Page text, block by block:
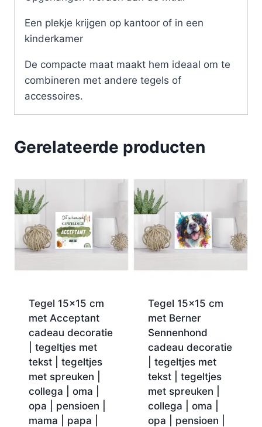
Een plekje krijgen op kantoor of in een
kinderkamer
De compacte maat maakt hem ideaal om te
combineren met andere tegels of
accessoires.
Gerelateerde producten
Tegel 15×15 cm
met Acceptant
cadeau decoratie
| tegeltjes met
tekst | tegeltjes
met spreuken |
collega | oma |
opa | pensioen |
mama | papa |
Tegel 15×15 cm
met Berner
Sennenhond
cadeau decoratie
| tegeltjes met
tekst | tegeltjes
met spreuken |
collega | oma |
opa | pensioen |